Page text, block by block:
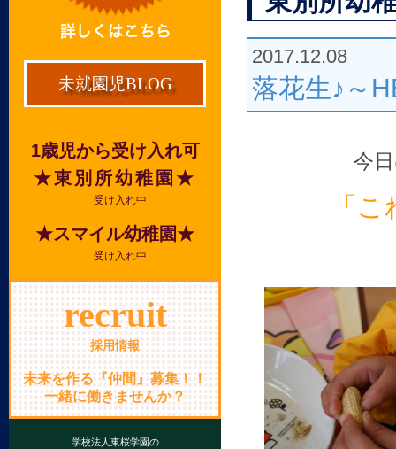
2017.12.08
落花生♪～
今
「
未就園児BLOG
1歳児から受け入れ可
★東別所幼稚園★
受け入れ中
★スマイル幼稚園★
受け入れ中
recruit
採用情報
未来を作る『仲間』募集！！
一緒に働きませんか？
学校法人東桜学園の